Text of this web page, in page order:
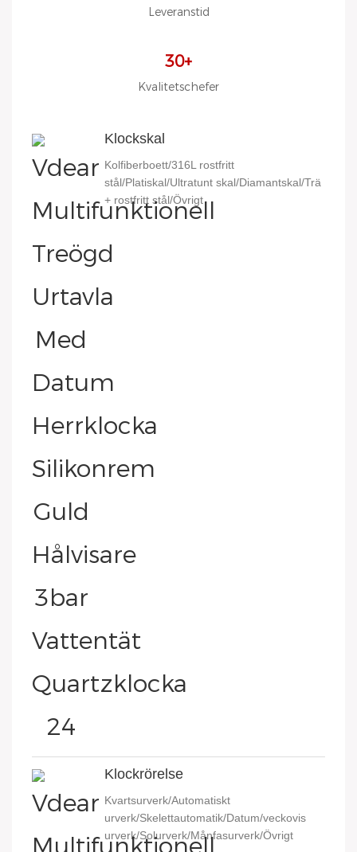
Leveranstid
30+
Kvalitetschefer
Klockskal
Kolfiberboett/316L rostfritt
stål/Platiskal/Ultratunt skal/Diamantskal/Trä
+ rostfritt stål/Övrigt
Klockrörelse
Kvartsurverk/Automatiskt
urverk/Skelettautomatik/Datum/veckovis
urverk/Solurverk/Månfasurverk/Övrigt